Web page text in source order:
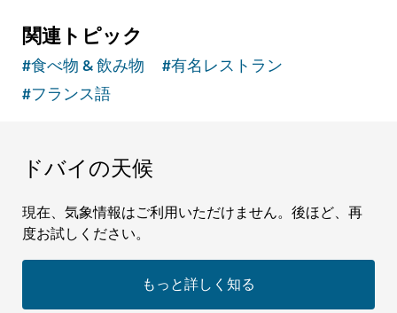
関連トピック
#食べ物 & 飲み物 #有名レストラン
#フランス語
ドバイの天候
現在、気象情報はご利用いただけません。後ほど、再
度お試しください。
もっと詳しく知る